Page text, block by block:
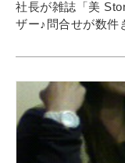
社長が雑誌「美
ザー♪問合せが数件